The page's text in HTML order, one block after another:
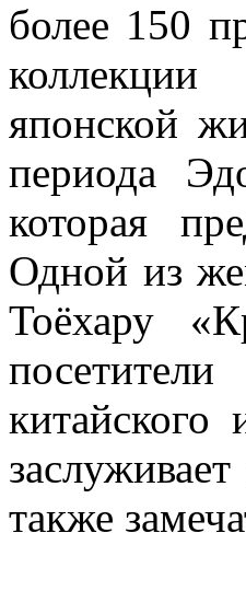
более 150
коллекции
японской
периода
которая
Одной из
Тоёхару
китайского
также